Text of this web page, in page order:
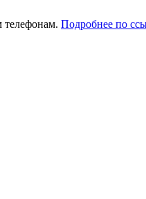
телефонам. Подробнее по